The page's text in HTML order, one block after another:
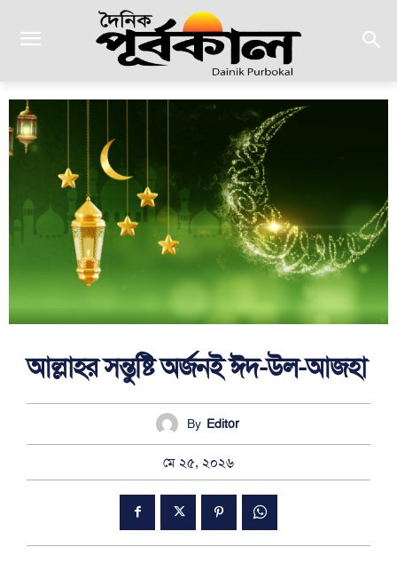
আল্লাহর সন্তুষ্টি অর্জনই ঈদ-উল-আজহা
By Editor
মে ২৫, ২০২৬